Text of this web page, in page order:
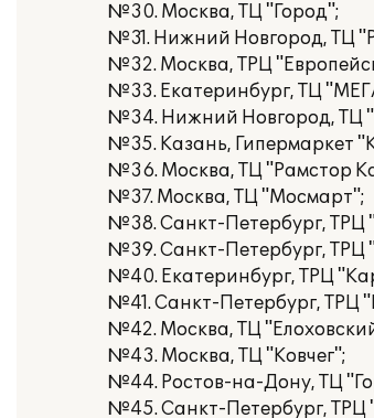
№30. Москва, ТЦ "Город";
№31. Нижний Новгород, ТЦ
№32. Москва, ТРЦ
№33. Екатеринбург, ТЦ
№34. Нижний Новгород, ТЦ
№35. Казань, Гипермаркет
№36. Москва, ТЦ "Рамстор
№37. Москва, ТЦ "Мосмарт";
№38. Санкт-Петербург, ТРЦ
№39. Санкт-Петербург,
№40. Екатеринбург, ТРЦ
№41. Санкт-Петербург, ТРЦ
№42. Москва, ТЦ
№43. Москва, ТЦ "Ковчег";
№44. Ростов-на-Дону, ТЦ
№45. Санкт-Петербург, ТРЦ